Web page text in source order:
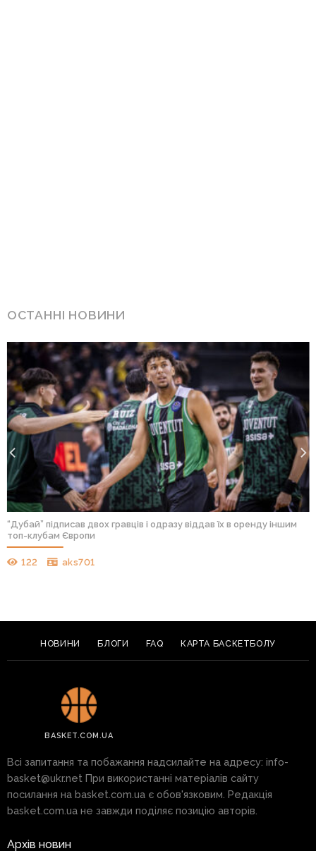
ОСТАННІ НОВИНИ
“Дубай” підписав двох гравців і одразу віддав їх в оренду іншим
топ-клубам Європи
122 aks701
НОВИНИ БЛОГИ FAQ КАРТА БАСКЕТБОЛУ
BASKET.COM.UA
Всі запитання та побажання надсилайте на адресу: info-
basket@ukr.net При використанні матеріалів сайту
посилання на basket.com.ua є обов'язковим. Редакція
basket.com.ua не завжди поділяє позицію авторів.
Архів новин